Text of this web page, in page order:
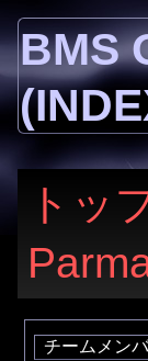
BMS
トッ
チームメン